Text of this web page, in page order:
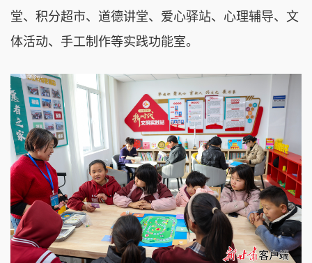
堂、积分超市、道德讲堂、爱心驿站、心理辅导、文
体活动、手工制作等实践功能室。